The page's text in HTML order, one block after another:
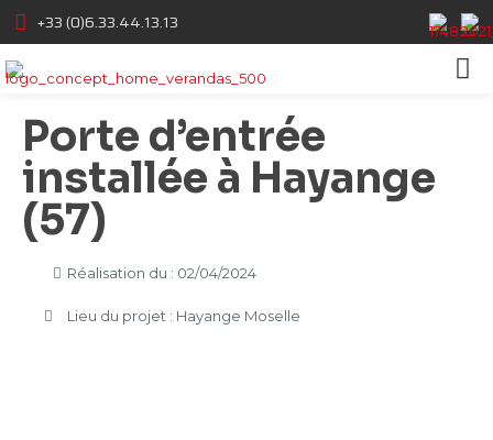
+33 (0)6.33.44.13.13
Porte d’entrée
installée à Hayange
(57)
Réalisation du : 02/04/2024
Lieu du projet : Hayange Moselle